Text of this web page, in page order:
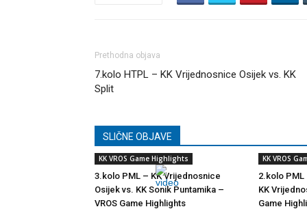
Prethodna objava
7.kolo HTPL – KK Vrijednosnice Osijek vs. KK
Split
SLIČNE OBJAVE
KK VROS Game Highlights
3.kolo PML – KK Vrijednosnice
Osijek vs. KK Sonik Puntamika –
VROS Game Highlights
KK VROS
2.kolo PML
KK
Game